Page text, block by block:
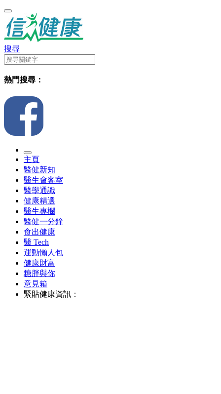
搜尋
熱門搜尋：
主頁
醫健新知
醫生會客室
醫學通識
健康精選
醫生專欄
醫健一分鐘
食出健康
醫 Tech
運動懶人包
健康財富
糖胖與你
意見箱
緊貼健康資訊：